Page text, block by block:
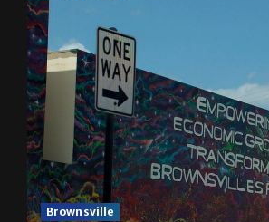
Brownsville